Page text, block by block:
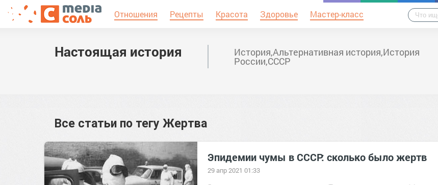
Отношения Рецепты Красота Здоровье Мастер-класс
Настоящая история История,Альтернативная история,История
России,СССР
Все статьи по тегу Жертва
Эпидемии чумы в СССР: сколько было жертв
29 апр 2021 01:33